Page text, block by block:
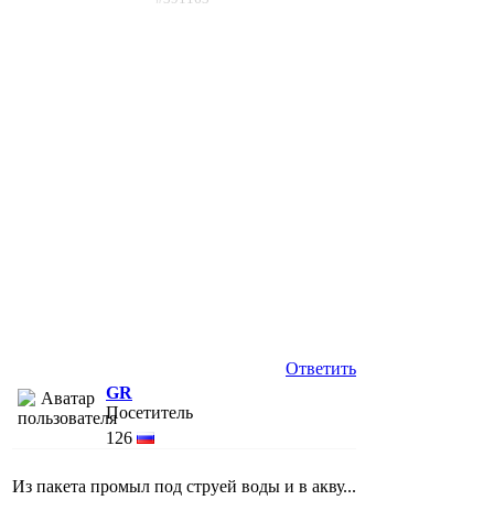
Ответить
GR
Посетитель
126
Из пакета промыл под струей воды и в акву...